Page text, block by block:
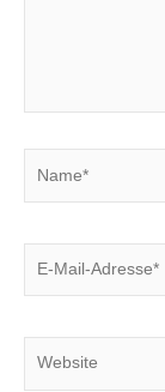
Mail-